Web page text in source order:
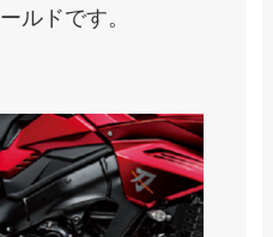
ルドです。